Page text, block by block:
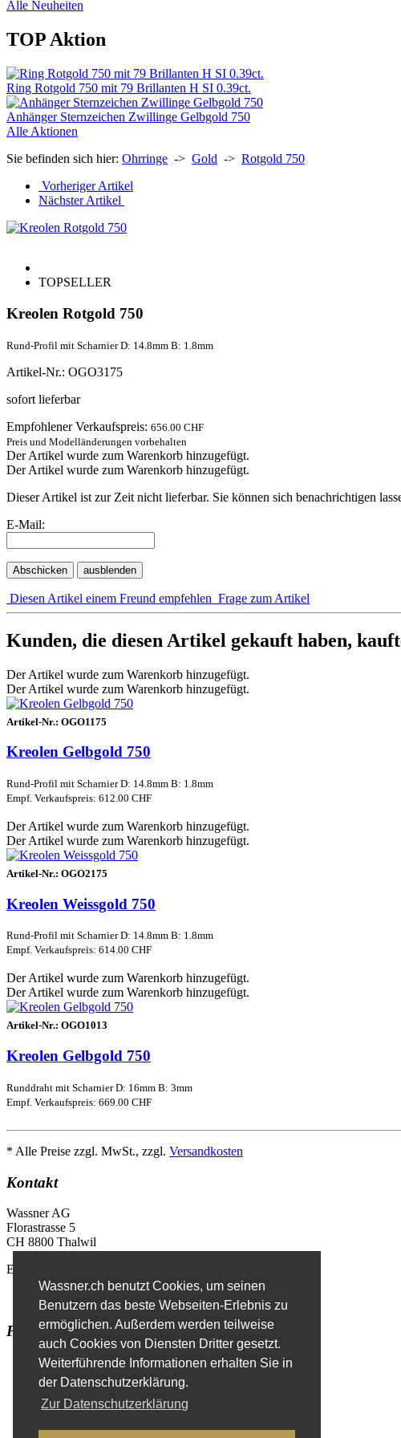
Wassner.ch benutzt Cookies, um seinen
Benutzern das beste Webseiten-Erlebnis zu
ermöglichen. Außerdem werden teilweise
auch Cookies von Diensten Dritter gesetzt.
Weiterführende Informationen erhalten Sie in
der Datenschutzerklärung.
Zur Datenschutzerklärung
Alle Neuheiten
TOP Aktion
Ring Rotgold 750 mit 79 Brillanten H SI 0.39ct.
Anhänger Sternzeichen Zwillinge Gelbgold 750
Alle Aktionen
Sie befinden sich hier: Ohrringe -> Gold -> Rotgold 750
Vorheriger Artikel
Nächster Artikel
TOPSELLER
Kreolen Rotgold 750
Rund-Profil mit Scharnier D: 14.8mm B: 1.8mm
Artikel-Nr.: OGO3175
sofort lieferbar
Empfohlener Verkaufspreis: 656.00 CHF
Preis und Modelländerungen vorbehalten
Der Artikel wurde zum Warenkorb hinzugefügt.
Der Artikel wurde zum Warenkorb hinzugefügt.
Dieser Artikel ist zur Zeit nicht lieferbar. Sie können sich benachrichtigen
E-Mail:
Abschicken ausblenden
Diesen Artikel einem Freund empfehlen Frage zum Artikel
Kunden, die diesen Artikel gekauft haben,
Der Artikel wurde zum Warenkorb hinzugefügt.
Der Artikel wurde zum Warenkorb hinzugefügt.
Artikel-Nr.: OGO1175
Kreolen Gelbgold 750
Rund-Profil mit Scharnier D: 14.8mm B: 1.8mm
Empf. Verkaufspreis: 612.00 CHF
Der Artikel wurde zum Warenkorb hinzugefügt.
Der Artikel wurde zum Warenkorb hinzugefügt.
Artikel-Nr.: OGO2175
Kreolen Weissgold 750
Rund-Profil mit Scharnier D: 14.8mm B: 1.8mm
Empf. Verkaufspreis: 614.00 CHF
Der Artikel wurde zum Warenkorb hinzugefügt.
Der Artikel wurde zum Warenkorb hinzugefügt.
Artikel-Nr.: OGO1013
Kreolen Gelbgold 750
Runddraht mit Scharnier D: 16mm B: 3mm
Empf. Verkaufspreis: 669.00 CHF
* Alle Preise zzgl. MwSt., zzgl. Versandkosten
Kontakt
Wassner AG
Florastrasse 5
CH 8800 Thalwil
E-Mail
Kontaktformular
Favoriten
Erweiterte Suche
Datenschutzerklärung